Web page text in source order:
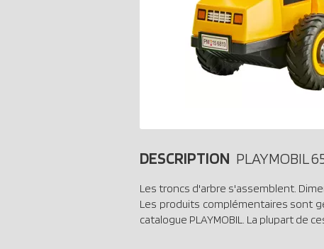
DESCRIPTION PLAYMOBIL
Les troncs d'arbre s'assemblent.
Les produits complémentaires sont
catalogue PLAYMOBIL. La plupart de